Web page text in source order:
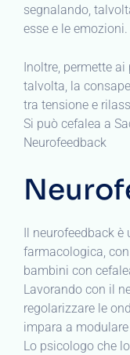
segnalando,
esse e le emozioni.
Inoltre, permette
talvolta, la
tra tensione e
Si può cefalea a
Neurofeedback
Il neurofeedback
farmacologica,
bambini con
Lavorando con il
regolarizzare le
impara a
Lo psicologo che